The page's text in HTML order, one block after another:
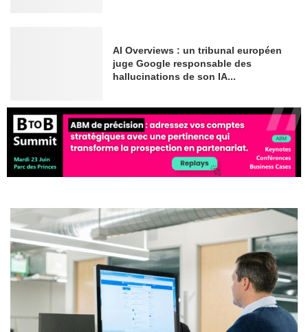
AI Overviews : un tribunal européen
juge Google responsable des
hallucinations de son IA...